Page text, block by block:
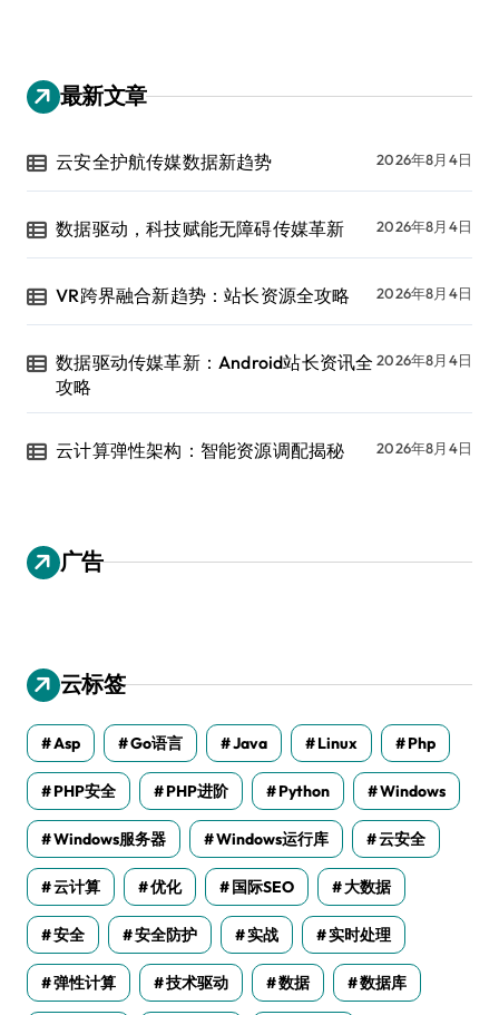
最新文章
云安全护航传媒数据新趋势 2026年8月4日
数据驱动，科技赋能无障碍传媒革新 2026年8月4日
VR跨界融合新趋势：站长资源全攻略 2026年8月4日
数据驱动传媒革新：Android站长资讯全
攻略
2026年8月4日
云计算弹性架构：智能资源调配揭秘 2026年8月4日
广告
云标签
Asp Go语言 Java Linux Php
PHP安全 PHP进阶 Python Windows
Windows服务器 Windows运行库 云安全
云计算 优化 国际SEO 大数据
安全 安全防护 实战 实时处理
弹性计算 技术驱动 数据 数据库